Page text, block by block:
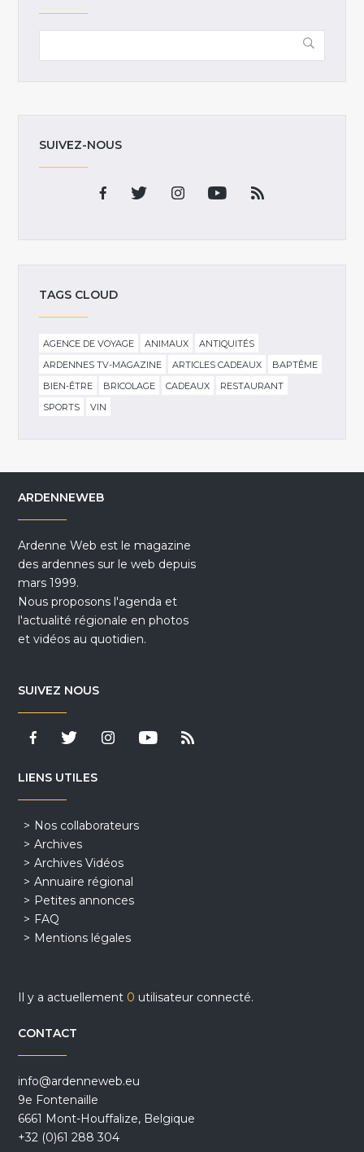
SUIVEZ-NOUS
TAGS CLOUD
AGENCE DE VOYAGE ANIMAUX
ANTIQUITÉS
ARDENNES TV-MAGAZINE
ARTICLES CADEAUX
BAPTÊME
BIEN-ÊTRE
BRICOLAGE CADEAUX
RESTAURANT
SPORTS
VIN
ARDENNEWEB
Ardenne Web est le magazine
des ardennes sur le web depuis
mars 1999.
Nous proposons l'agenda et
l'actualité régionale en photos
et vidéos au quotidien.
SUIVEZ NOUS
LIENS UTILES
Nos collaborateurs
Archives
Archives Vidéos
Annuaire régional
Petites annonces
FAQ
Mentions légales
Il y a actuellement 0 utilisateur connecté.
CONTACT
info@ardenneweb.eu
9e Fontenaille
6661 Mont-Houffalize, Belgique
+32 (0)61 288 304